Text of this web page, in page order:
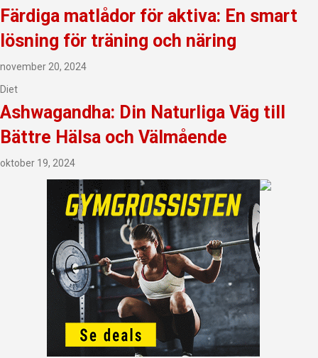
Färdiga matlådor för aktiva: En smart
lösning för träning och näring
november 20, 2024
Diet
Ashwagandha: Din Naturliga Väg till
Bättre Hälsa och Välmående
oktober 19, 2024